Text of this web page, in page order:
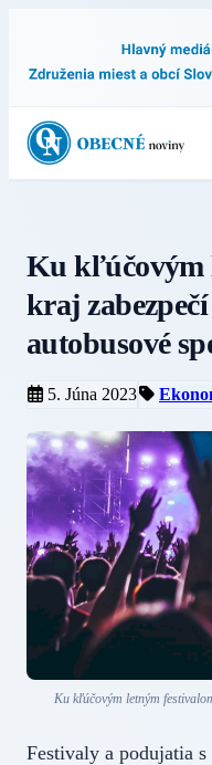
Ku kľúčovým
kraj
autobusové
5. Júna 2023
Ku kľúčovým letným
Festivaly a podujatia